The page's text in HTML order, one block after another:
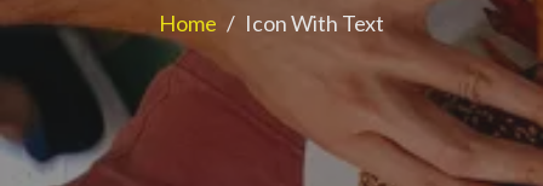
Home / Icon With Text